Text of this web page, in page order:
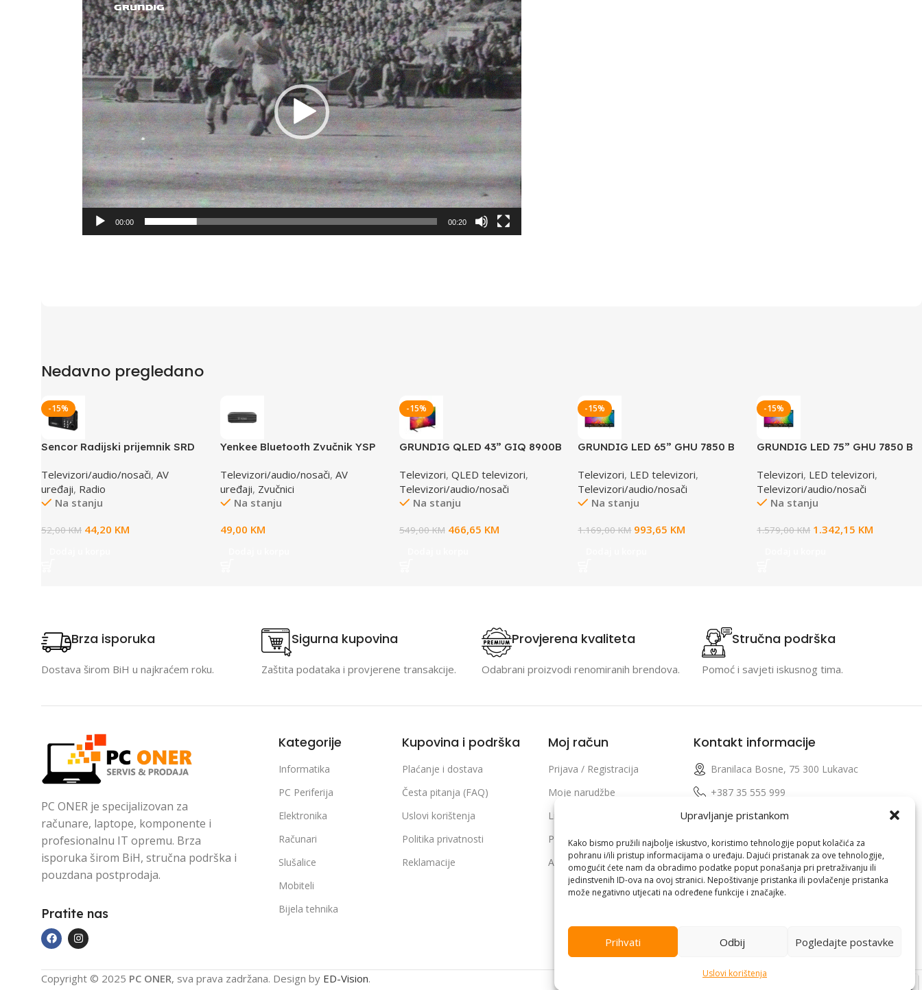
Upravljanje pristankom
Kako bismo pružili najbolje iskustvo, koristimo tehnologije poput kolačića za
pohranu i/ili pristup informacijama o uređaju. Dajući pristanak za ove tehnologije,
omogućit ćete nam da obradimo podatke poput ponašanja pri pretraživanju ili
jedinstvenih ID-ova na ovoj stranici. Nepoštivanje pristanka ili povlačenje pristanka
može negativno utjecati na određene funkcije i značajke.
Prihvati Odbij Pogledajte postavke
Uslovi korištenja
Player
00:00 00:20
Nedavno pregledano
-15%
Sencor Radijski prijemnik SRD
Televizori/audio/nosači, AV
uređaji, Radio
Na stanju
52,00KM 44,20 KM
Yenkee Bluetooth Zvučnik YSP
Televizori/audio/nosači, AV
uređaji, Zvučnici
Na stanju
49,00 KM
-15%
GRUNDIG QLED 43” GIQ 8900B
Televizori, QLED televizori,
Televizori/audio/nosači
Na stanju
549,00KM 466,65 KM
-15%
GRUNDIG LED 65” GHU 7850 B
Televizori, LED televizori,
Televizori/audio/nosači
Na stanju
1.169,00KM 993,65 KM
-15%
GRUNDIG LED 75” GHU 7850 B
Televizori, LED televizori,
Televizori/audio/nosači
Na stanju
1.579,00KM 1.342,15 KM
Brza isporuka
Dostava širom BiH u najkraćem roku.
Sigurna kupovina
Zaštita podataka i provjerene transakcije.
Provjerena kvaliteta
Odabrani proizvodi renomiranih brendova.
Stručna podrška
Pomoć i savjeti iskusnog tima.
PC ONER je specijalizovan za
računare, laptope, komponente i
profesionalnu IT opremu. Brza
isporuka širom BiH, stručna podrška i
pouzdana postprodaja.
Pratite nas
Kategorije
Informatika
PC Periferija
Elektronika
Računari
Slušalice
Mobiteli
Bijela tehnika
Kupovina i podrška
Plaćanje i dostava
Česta pitanja (FAQ)
Uslovi korištenja
Politika privatnosti
Reklamacije
Moj račun
Prijava / Registracija
Moje narudžbe
Lista želja
Poređenje proizvoda
Adrese i podaci profila
Kontakt informacije
Branilaca Bosne, 75 300 Lukavac
+387 35 555 999
info@pconer.ba
ID: 4210115760008
PDV : 210115760008
Copyright © 2025 PC ONER, sva prava zadržana. Design by ED-Vision.